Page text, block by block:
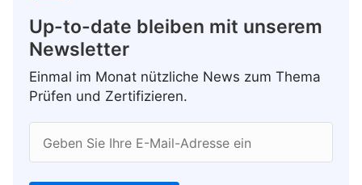
Up-to-date bleiben mit unserem
Newsletter
Einmal im Monat nützliche News zum Thema
Prüfen und Zertifizieren.
Geben Sie Ihre E-Mail-Adresse ein